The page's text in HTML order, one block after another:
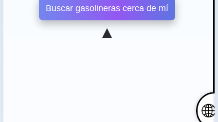
Buscar gasolineras cerca de mí